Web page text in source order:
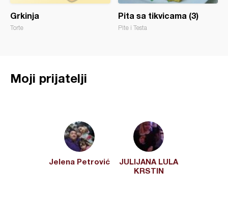
Grkinja
Torte
Pita sa tikvicama (3)
Pite i Testa
Moji prijatelji
Jelena Petrović
JULIJANA LULA
KRSTIN